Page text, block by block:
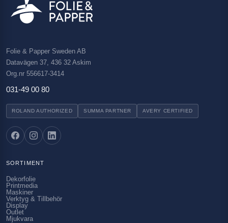
Folie & Papper Sweden AB
Datavägen 37, 436 32 Askim
Org.nr 556617-3414
031-49 00 80
ROLAND AUTHORIZED SUMMA PARTNER AVERY CERTIFIED
SORTIMENT
Dekorfolie
Printmedia
Maskiner
Verktyg & Tillbehör
Display
Outlet
Mjukvara